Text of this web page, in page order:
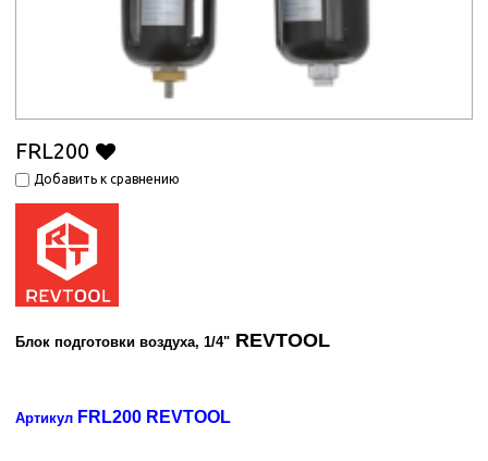
FRL200
Добавить к сравнению
Блок подготовки воздуха, 1/4" REVTOOL
Артикул FRL200 REVTOOL